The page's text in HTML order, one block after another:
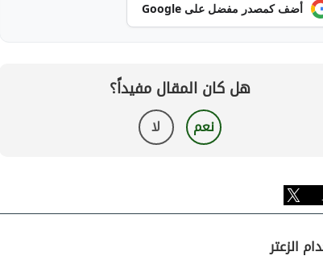
أضف كمصدر مفضل على Google
هل كان المقال مفيداً؟
نعم لا
الزعتر